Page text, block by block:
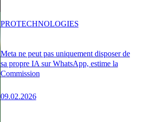
Meta ne peut pas uniquement disposer de
sa propre IA sur WhatsApp, estime la
Commission
09.02.2026
PROTECHNOLOGIES